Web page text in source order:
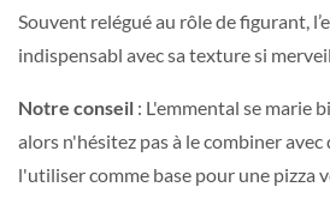
Souvent relégué au rôle de figurant,
indispensabl avec sa texture si
Notre conseil : L'emmental se marie
alors n'hésitez pas à le combiner
l'utiliser comme base pour une pizza